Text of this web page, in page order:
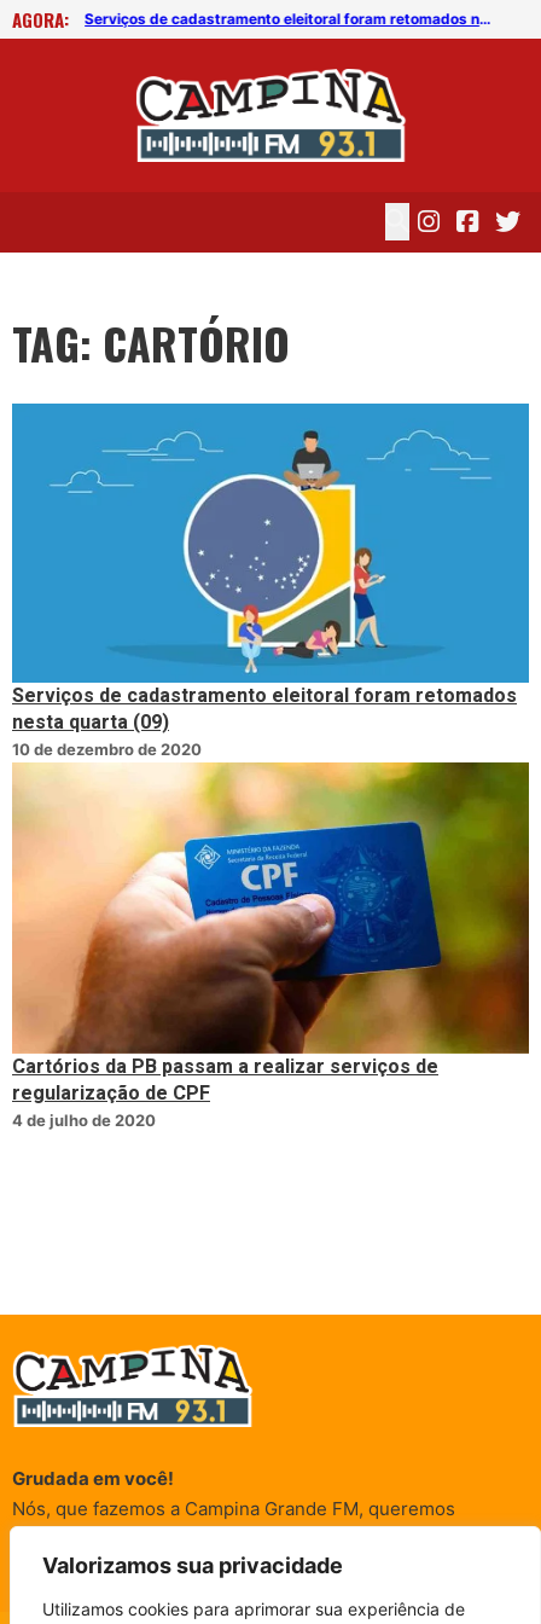
Valorizamos sua privacidade
Utilizamos cookies para aprimorar sua experiência de
AGORA:
Cartórios da PB passam a realizar serviços de regularização de CPF Serviços de cadastramento eleitoral foram retomados nesta quarta (09)
TAG: CARTÓRIO
Serviços de cadastramento eleitoral foram retomados
nesta quarta (09)
10 de dezembro de 2020
Cartórios da PB passam a realizar serviços de
regularização de CPF
4 de julho de 2020
Grudada em você!
Nós, que fazemos a Campina Grande FM, queremos
acompanham sempre. É para vocês que a Rádio existe e por
vocês que as informações (informativas, de entretenimento,